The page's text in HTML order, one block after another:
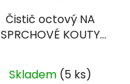
Čistič octový NA
SPRCHOVÉ KOUTY
Skladem (5 ks)